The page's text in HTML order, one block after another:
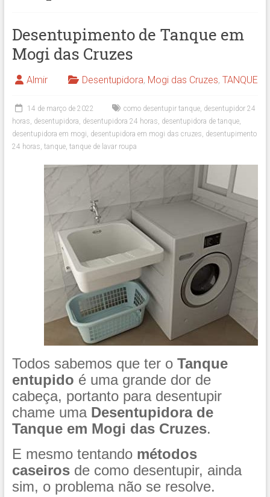
Desentupimento de Tanque em
Mogi das Cruzes
Almir Desentupidora, Mogi das Cruzes, TANQUE
14 de março de 2022 como desentupir tanque, desentupidor 24
horas, desentupidora, desentupidora 24 horas, desentupidora de tanque,
desentupidora em mogi, desentupidora em mogi das cruzes, desentupimento
24 horas, tanque, tanque de lavar roupa
Todos sabemos que ter o Tanque
entupido é uma grande dor de
cabeça, portanto para desentupir
chame uma Desentupidora de
Tanque em Mogi das Cruzes.
E mesmo tentando métodos
caseirosde como desentupir, ainda
sim, o problema não se resolve.